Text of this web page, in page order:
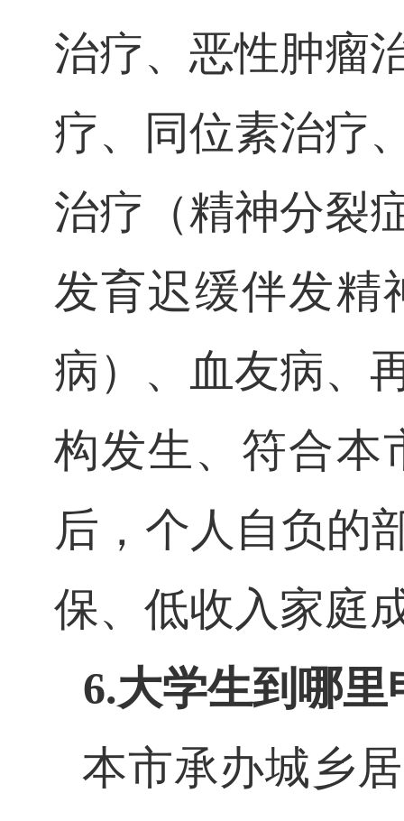
治疗、恶性肿瘤
疗、同位素治疗
治疗（精神分裂
发育迟缓伴发精
病）、血友病、
构发生、符合本
后，个人自负的
保、低收入家庭
6.大学生到哪
本市承办城乡